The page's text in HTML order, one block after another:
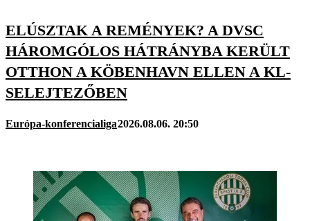
ELÚSZTAK A REMÉNYEK? A DVSC
HÁROMGÓLOS HÁTRÁNYBA KERÜLT
OTTHON A KÖBENHAVN ELLEN A KL-
SELEJTEZŐBEN
Európa-konferencialiga2026.08.06. 20:50